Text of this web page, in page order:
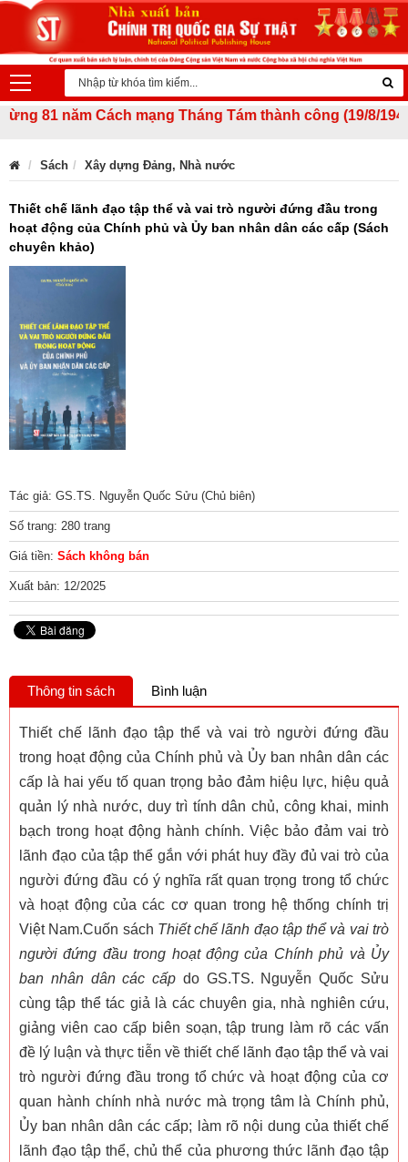
81 năm Cách mạng Tháng Tám thành công (19/8/1945 -
Sách Xây dựng Đảng, Nhà nước
Thiết chế lãnh đạo tập thể và vai trò người đứng đầu trong
hoạt động của Chính phủ và Ủy ban nhân dân các cấp (Sách
chuyên khảo)
Tác giả: GS.TS. Nguyễn Quốc Sửu (Chủ biên)
Số trang: 280 trang
Giá tiền: Sách không bán
Xuất bản: 12/2025
Thông tin sách Bình luận
Thiết chế lãnh đạo tập thể và vai trò người đứng đầu
trong hoạt động của Chính phủ và Ủy ban nhân dân các
cấp là hai yếu tố quan trọng bảo đảm hiệu lực, hiệu quả
quản lý nhà nước, duy trì tính dân chủ, công khai, minh
bạch trong hoạt động hành chính. Việc bảo đảm vai trò
lãnh đạo của tập thể gắn với phát huy đầy đủ vai trò của
người đứng đầu có ý nghĩa rất quan trọng trong tổ chức
và hoạt động của các cơ quan trong hệ thống chính trị
Việt Nam.Cuốn sách Thiết chế lãnh đạo tập thể và vai trò
người đứng đầu trong hoạt động của Chính phủ và Ủy
ban nhân dân các cấp do GS.TS. Nguyễn Quốc Sửu
cùng tập thể tác giả là các chuyên gia, nhà nghiên cứu,
giảng viên cao cấp biên soạn, tập trung làm rõ các vấn
đề lý luận và thực tiễn về thiết chế lãnh đạo tập thể và vai
trò người đứng đầu trong tổ chức và hoạt động của cơ
quan hành chính nhà nước mà trọng tâm là Chính phủ,
Ủy ban nhân dân các cấp; làm rõ nội dung của thiết chế
lãnh đạo tập thể, chủ thể của phương thức lãnh đạo tập